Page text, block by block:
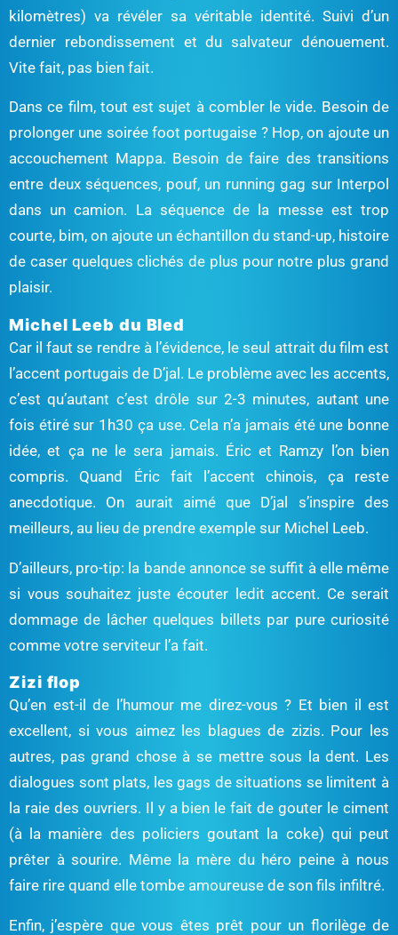
kilomètres) va révéler sa véritable identité. Suivi d’un
dernier rebondissement et du salvateur dénouement.
Vite fait, pas bien fait.
Dans ce film, tout est sujet à combler le vide. Besoin de
prolonger une soirée foot portugaise ? Hop, on ajoute un
accouchement Mappa. Besoin de faire des transitions
entre deux séquences, pouf, un running gag sur Interpol
dans un camion. La séquence de la messe est trop
courte, bim, on ajoute un échantillon du stand-up, histoire
de caser quelques clichés de plus pour notre plus grand
plaisir.
Michel Leeb du Bled
Car il faut se rendre à l’évidence, le seul attrait du film est
l’accent portugais de D’jal. Le problème avec les accents,
c’est qu’autant c’est drôle sur 2-3 minutes, autant une
fois étiré sur 1h30 ça use. Cela n’a jamais été une bonne
idée, et ça ne le sera jamais. Éric et Ramzy l’on bien
compris. Quand Éric fait l’accent chinois, ça reste
anecdotique. On aurait aimé que D’jal s’inspire des
meilleurs, au lieu de prendre exemple sur Michel Leeb.
D’ailleurs, pro-tip: la bande annonce se suffit à elle même
si vous souhaitez juste écouter ledit accent. Ce serait
dommage de lâcher quelques billets par pure curiosité
comme votre serviteur l’a fait.
Zizi flop
Qu’en est-il de l’humour me direz-vous ? Et bien il est
excellent, si vous aimez les blagues de zizis. Pour les
autres, pas grand chose à se mettre sous la dent. Les
dialogues sont plats, les gags de situations se limitent à
la raie des ouvriers. Il y a bien le fait de gouter le ciment
(à la manière des policiers goutant la coke) qui peut
prêter à sourire. Même la mère du héro peine à nous
faire rire quand elle tombe amoureuse de son fils infiltré.
Enfin, j’espère que vous êtes prêt pour un florilège de